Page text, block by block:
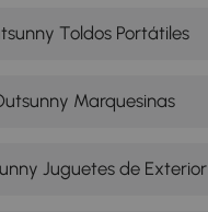
Toldos Portátiles
Marquesinas
Juguetes de Exterior